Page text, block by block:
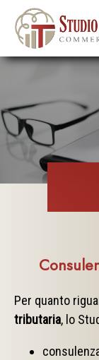
Per quanto
tributaria, lo